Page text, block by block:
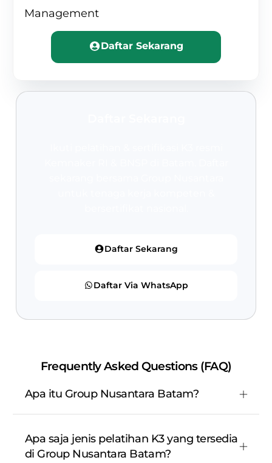
Management
Daftar Sekarang
Daftar Sekarang
Daftar Via WhatsApp
Frequently Asked Questions (FAQ)
Apa itu Group Nusantara Batam?
Apa saja jenis pelatihan K3 yang tersedia
di Group Nusantara Batam?